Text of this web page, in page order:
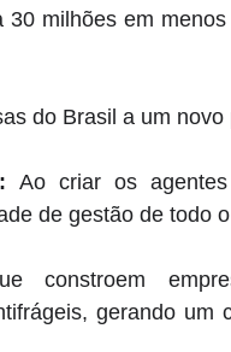
30 milhões em
do Brasil a um
Ao criar os
de gestão de todo
constroem
gerando um